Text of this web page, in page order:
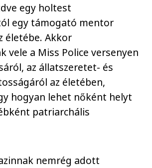
egy holtest
egy támogató mentor
életébe. Akkor
vele a Miss Police versenyen
az állatszeretet- és
az életében,
hogyan lehet nőként helyt
patriarchális
nemrég adott